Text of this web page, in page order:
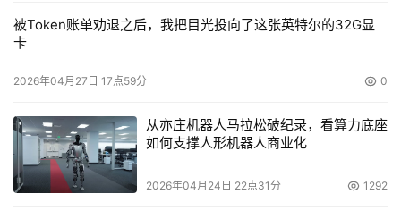
被Token账单劝退之后，我把目光投向了这张英特尔的32G显
卡
2026年04月27日 17点59分 0
从亦庄机器人马拉松破纪录，看算力底座
如何支撑人形机器人商业化
2026年04月24日 22点31分 1292